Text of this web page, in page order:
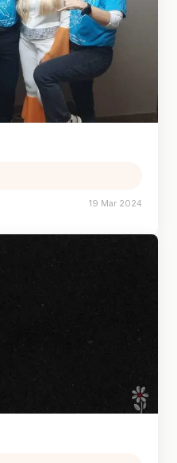
19 Mar 2024